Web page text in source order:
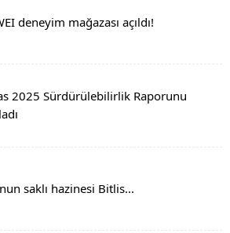
deneyim mağazası açıldı!
2025 Sürdürülebilirlik Raporunu
saklı hazinesi Bitlis...